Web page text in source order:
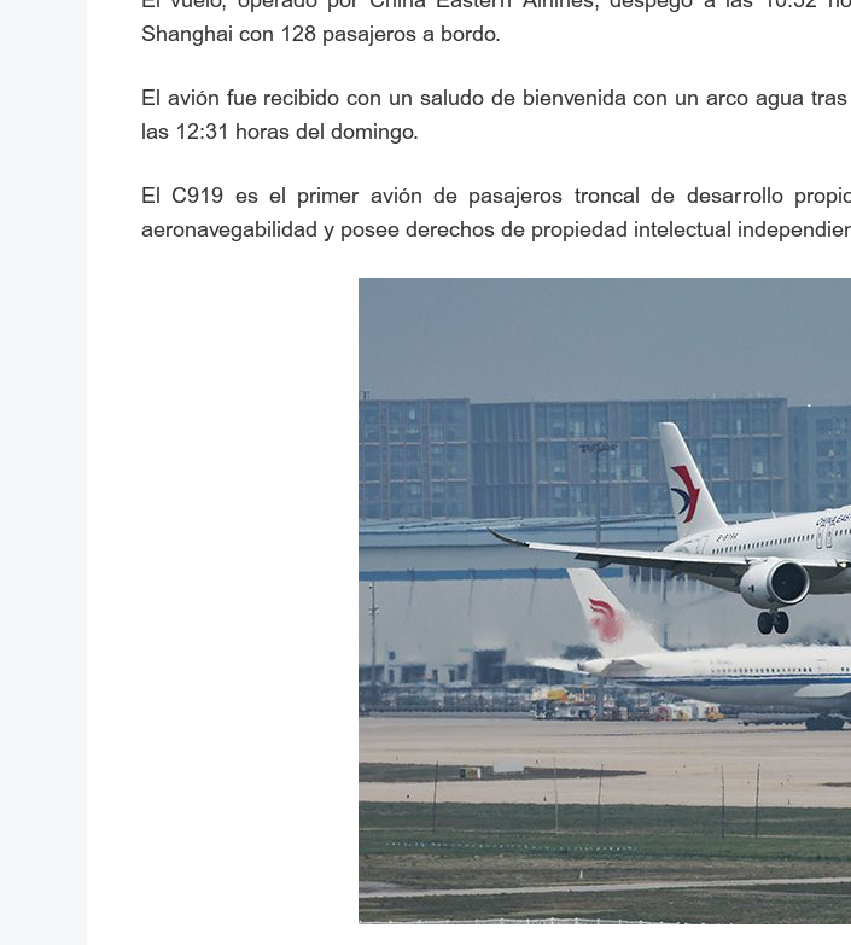
Shanghai con 128 pasajeros a bordo.
El avión fue recibido con un saludo de bienvenida con un arco agua
las 12:31 horas del domingo.
El C919 es el primer avión de pasajeros troncal de desarrollo
aeronavegabilidad y posee derechos de propiedad intelectual